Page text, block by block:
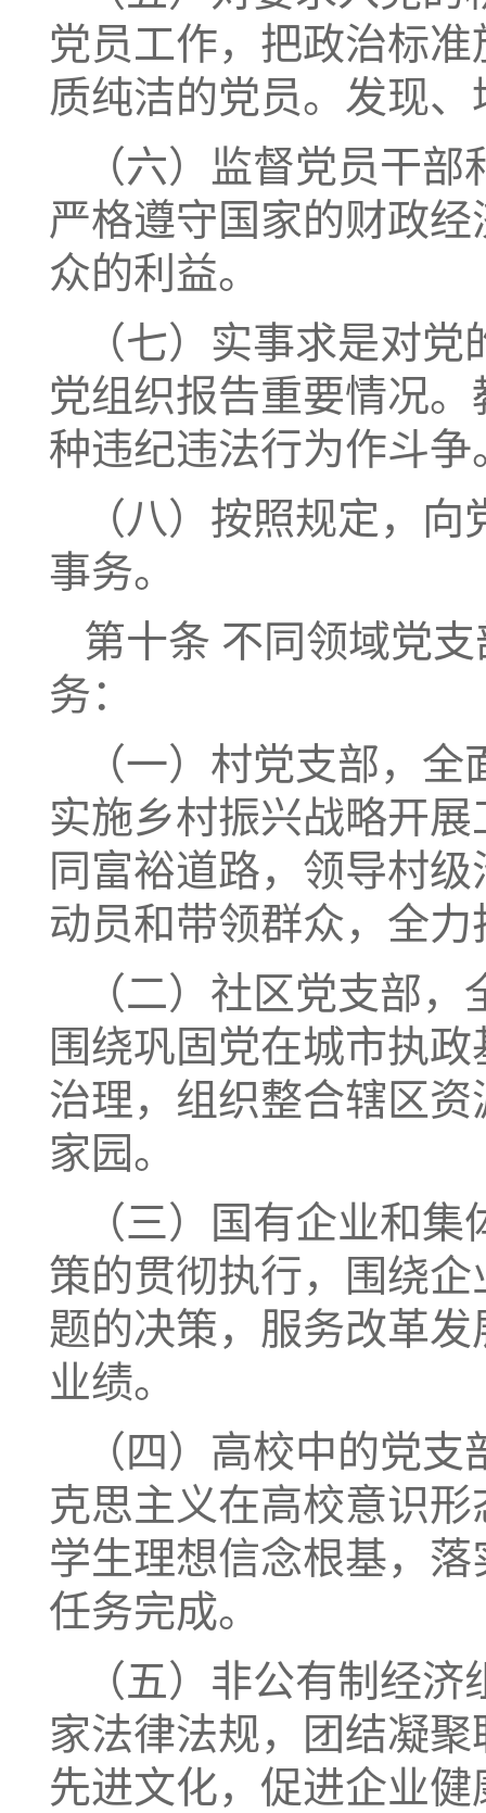
党员工作，把政治标
质纯洁的党员。发现
（六）监督党员干
严格遵守国家的财政
众的利益。
（七）实事求是对
党组织报告重要情况
种违纪违法行为作斗争
（八）按照规定，
事务。
第十条 不同领域党
务：
（一）村党支部，
实施乡村振兴战略开
同富裕道路，领导村
动员和带领群众，全
（二）社区党支部
围绕巩固党在城市执
治理，组织整合辖区
家园。
（三）国有企业和
策的贯彻执行，围绕
题的决策，服务改革
业绩。
（四）高校中的党
克思主义在高校意识
学生理想信念根基，
任务完成。
（五）非公有制经
家法律法规，团结凝
先进文化，促进企业健